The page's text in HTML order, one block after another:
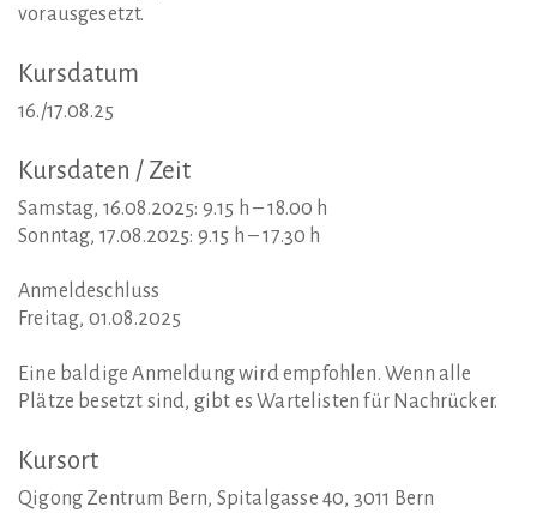
vorausgesetzt.
Kursdatum
16./17.08.25
Kursdaten / Zeit
Samstag, 16.08.2025: 9.15 h – 18.00 h
Sonntag, 17.08.2025: 9.15 h – 17.30 h
Anmeldeschluss
Freitag, 01.08.2025
Eine baldige Anmeldung wird empfohlen. Wenn alle
Plätze besetzt sind, gibt es Wartelisten für Nachrücker.
Kursort
Qigong Zentrum Bern, Spitalgasse 40, 3011 Bern